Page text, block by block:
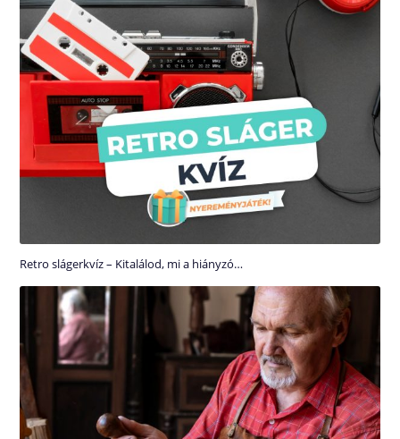
Retro slágerkvíz – Kitalálod, mi a hiányzó…